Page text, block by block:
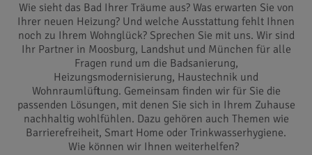
Wie sieht das Bad Ihrer Träume aus? Was erwarten Sie von
Ihrer neuen Heizung? Und welche Ausstattung fehlt Ihnen
noch zu Ihrem Wohnglück? Sprechen Sie mit uns. Wir sind
Ihr Partner in Moosburg, Landshut und München für alle
Fragen rund um die Badsanierung,
Heizungsmodernisierung, Haustechnik und
Wohnraumlüftung. Gemeinsam finden wir für Sie die
passenden Lösungen, mit denen Sie sich in Ihrem Zuhause
nachhaltig wohlfühlen. Dazu gehören auch Themen wie
Barrierefreiheit, Smart Home oder Trinkwasserhygiene.
Wie können wir Ihnen weiterhelfen?